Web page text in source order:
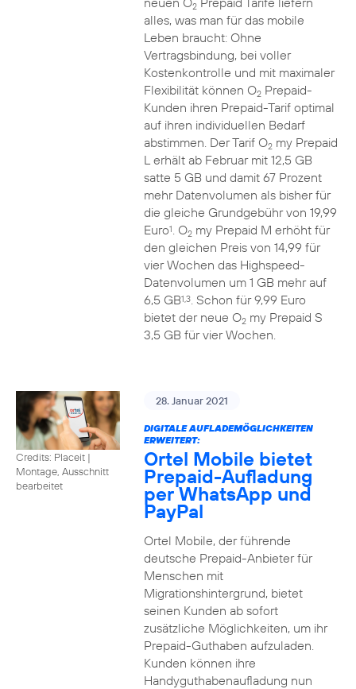
2
alles, was man für das mobile
Leben braucht: Ohne
Vertragsbindung, bei voller
Kostenkontrolle und mit maximaler
Flexibilität können O2Prepaid-
Kunden ihren Prepaid-Tarif optimal
auf ihren individuellen Bedarf
abstimmen. Der Tarif O2my Prepaid
L erhält ab Februar mit 12,5 GB
satte 5 GB und damit 67 Prozent
mehr Datenvolumen als bisher für
die gleiche Grundgebühr von 19,99
Euro1. O2my Prepaid M erhöht für
den gleichen Preis von 14,99 für
vier Wochen das Highspeed-
Datenvolumen um 1 GB mehr auf
6,5 GB1,3. Schon für 9,99 Euro
bietet der neue O2my Prepaid S
3,5 GB für vier Wochen.
Credits: Placeit |
Montage, Ausschnitt
bearbeitet
28. Januar 2021
DIGITALE AUFLADEMÖGLICHKEITEN
ERWEITERT:
Ortel Mobile bietet
Prepaid-Aufladung
per WhatsApp und
PayPal
Ortel Mobile, der führende
deutsche Prepaid-Anbieter für
Menschen mit
Migrationshintergrund, bietet
seinen Kunden ab sofort
zusätzliche Möglichkeiten, um ihr
Prepaid-Guthaben aufzuladen.
Kunden können ihre
Handyguthabenaufladung nun